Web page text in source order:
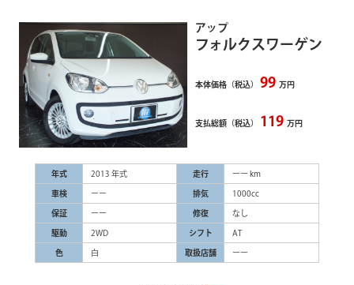
アップ
フォルクスワーゲン
本体価格（税込） 99 万円
支払総額（税込） 119 万円
年式 2013 年式 走行 ーー km
車検 ーー 排気 1000cc
保証 ーー 修復 なし
駆動 2WD シフト AT
色 白 取扱店舗 ーー